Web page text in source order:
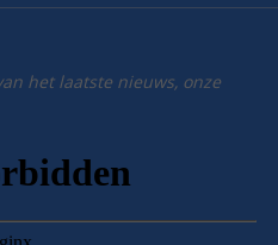
het laatste nieuws, onze